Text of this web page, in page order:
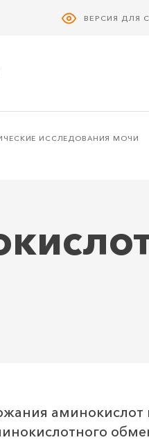
ВЕРСИЯ ДЛЯ
ИССЛЕДОВАНИЯ МОЧИ